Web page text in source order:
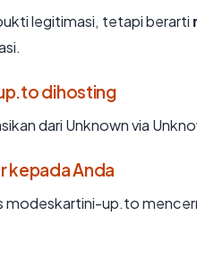
legitimasi, tetapi berarti
dihosting
dari Unknown via
kepada Anda
up.to